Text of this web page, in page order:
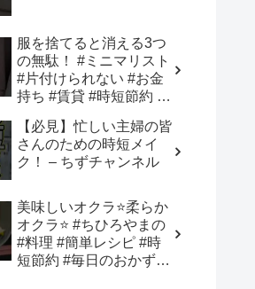
服を捨てると消える3つ
の無駄！ #ミニマリスト
#片付けられない #お金
持ち #賃貸 #時短節約 #
– Minimalist−Jay〜疲れ
た現代人を救う〜
【必見】忙しい主婦の皆
さんのための時短メイ
ク！ – ちずチャンネル
美味しいオクラ⭐️柔らか
オクラ⭐️ #ちひろやまの
#料理 #簡単レシピ #時
短節約 #毎日のおかず#